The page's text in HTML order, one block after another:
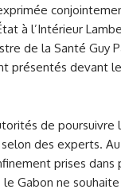
à l’Intérieur
de la Santé Guy
présentés devant
de poursuivre
des experts.
prises dans
Gabon ne